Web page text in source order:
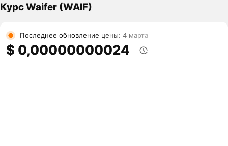
Курс Waifer (WAIF)
Последнее обновление цены: 4 марта
$ 0,00000000024